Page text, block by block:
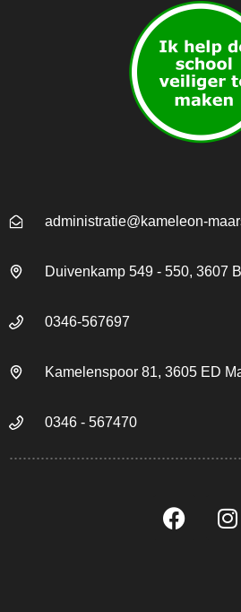
administratie@kameleon-
Duivenkamp 549 - 550, 3607
0346-567697
Kamelenspoor 81, 3605 ED
0346 - 567470